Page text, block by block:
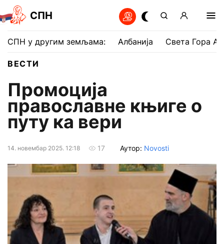
СПН
СПН у другим земљама: Албанија Света Гора
ВЕСТИ
Промоција
православне књиге о
путу ка вери
14. новембар 2025. 12:18 17 Аутор: Novosti